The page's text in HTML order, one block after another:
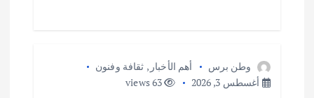
وطن برس أهم الأخبار , ثقافة وفنون
أغسطس 3, 2026
63 views